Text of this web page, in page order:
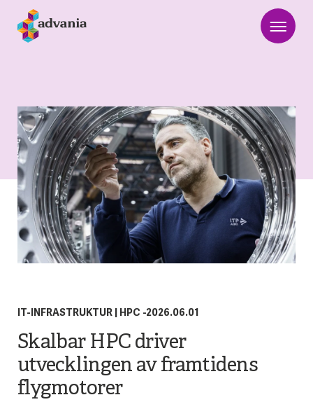
IT-INFRASTRUKTUR| HPC -2026.06.01
Skalbar HPC driver
utvecklingen av framtidens
flygmotorer